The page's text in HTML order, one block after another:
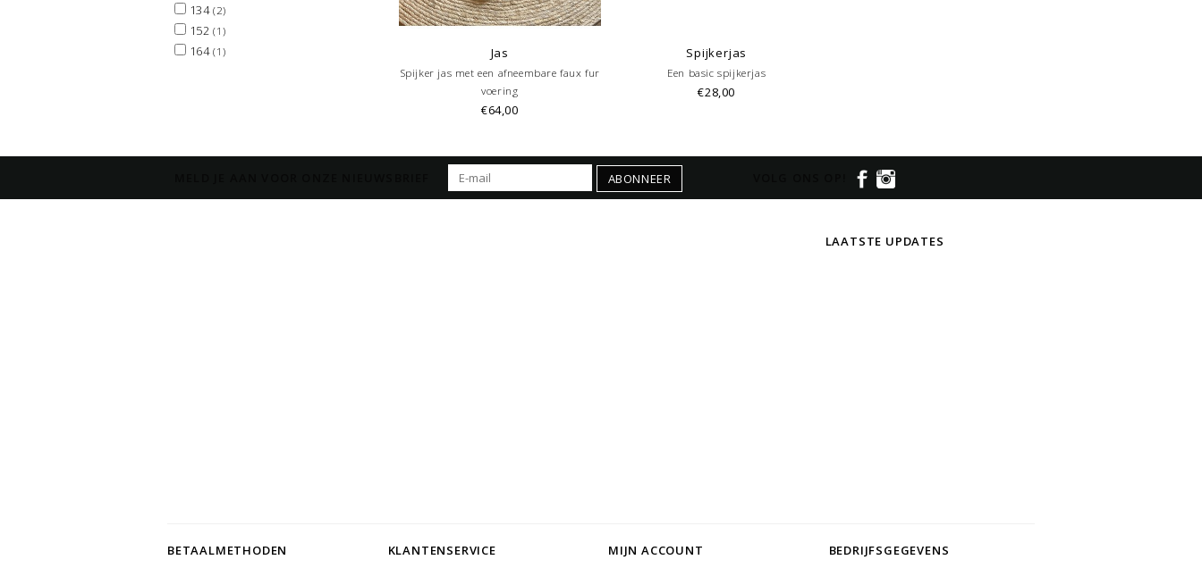
134(2)
152 (1)
164(1) Jas
Spijker jas met een afneembare faux fur
voering
€64,00
Spijkerjas
Een basic spijkerjas
€28,00
ABONNEER
LAATSTE UPDATES
BETAALMETHODEN KLANTENSERVICE MIJN ACCOUNT BEDRIJFSGEGEVENS